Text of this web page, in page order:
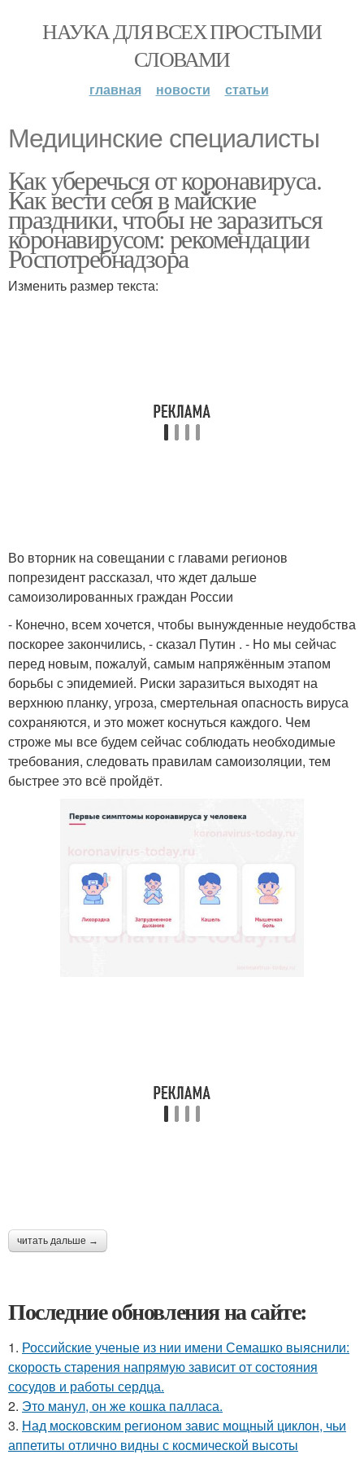
НАУКА ДЛЯ ВСЕХ ПРОСТЫМИ
СЛОВАМИ
главная новости статьи
Медицинские специалисты
Как уберечься от коронавируса.
Как вести себя в майские
праздники, чтобы не заразиться
коронавирусом: рекомендации
Роспотребнадзора
Изменить размер текста:
Во вторник на совещании с главами регионов
попрезидент рассказал, что ждет дальше
самоизолированных граждан России
- Конечно, всем хочется, чтобы вынужденные неудобства
поскорее закончились, - сказал Путин . - Но мы сейчас
перед новым, пожалуй, самым напряжённым этапом
борьбы с эпидемией. Риски заразиться выходят на
верхнюю планку, угроза, смертельная опасность вируса
сохраняются, и это может коснуться каждого. Чем
строже мы все будем сейчас соблюдать необходимые
требования, следовать правилам самоизоляции, тем
быстрее это всё пройдёт.
читать дальше →
Последние обновления на сайте:
1. Российские ученые из нии имени Семашко выяснили:
скорость старения напрямую зависит от состояния
сосудов и работы сердца.
2. Это манул, он же кошка палласа.
3. Над московским регионом завис мощный циклон, чьи
аппетиты отлично видны с космической высоты